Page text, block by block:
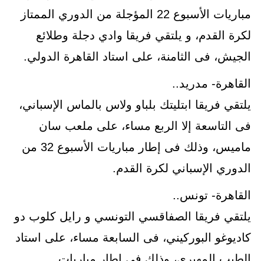
مباريات الأسبوع 22 المؤجلة من الدوري الممتاز
لكرة القدم، و يلتقي فريقا وادي دجلة وطلائع
الجيش، فى الثامنة، على استاد القاهرة الدولي.
القاهرة- مدريد..
يلتقي فريقا ابتليتك بلباو ولاس بالماس الإسباني،
فى التاسعة إلا الربع مساء، على ملعب سان
ماميس، وذلك فى إطار مباريات الأسبوع 32 من
الدوري الإسباني لكرة القدم.
القاهرة- تونس..
يلتقي فريقا الصفاقسي التونسي و رايل كلوب دو
كاديوغو البوركيني، فى السابعة مساء، على استاد
الطيب المهيري، وذلك فى إطار مباريات